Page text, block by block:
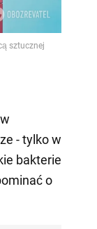
sztucznej
- tylko w
bakterie
o